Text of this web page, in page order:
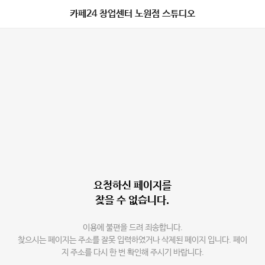
카페24 창업센터 노원점 스튜디오
요청하신 페이지를
찾을 수 없습니다.
이용에 불편을 드려 죄송합니다.
찾으시는 페이지는 주소를 잘못 입력하였거나 삭제된 페이지 입니다. 페이
지 주소를 다시 한 번 확인해 주시기 바랍니다.